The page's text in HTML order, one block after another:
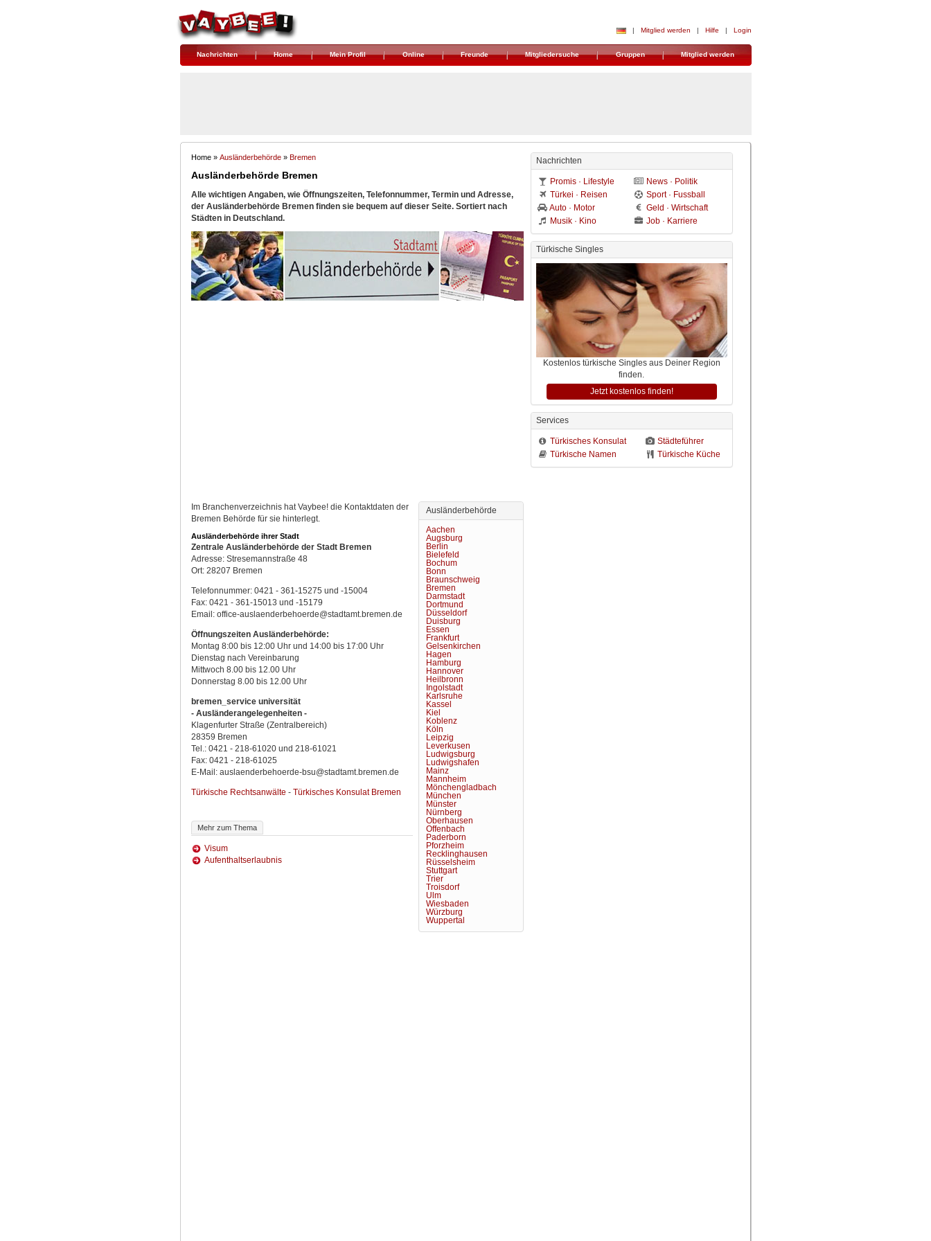
| Mitglied werden | Hilfe | Login
Nachrichten Home Mein Profil Online Freunde Mitgliedersuche Gruppen Mitglied werden
Home » Ausländerbehörde» Bremen
Ausländerbehörde Bremen
Alle wichtigen Angaben, wie Öffnungszeiten, Telefonnummer, Termin und Adresse,
der Ausländerbehörde Bremen finden sie bequem auf dieser Seite. Sortiert nach
Städten in Deutschland.
Ausländerbehörde
Aachen
Augsburg
Berlin
Bielefeld
Bochum
Bonn
Braunschweig
Bremen
Darmstadt
Dortmund
Düsseldorf
Duisburg
Essen
Frankfurt
Gelsenkirchen
Hagen
Hamburg
Hannover
Heilbronn
Ingolstadt
Karlsruhe
Kassel
Kiel
Koblenz
Köln
Leipzig
Leverkusen
Ludwigsburg
Ludwigshafen
Mainz
Mannheim
Mönchengladbach
München
Münster
Nürnberg
Oberhausen
Offenbach
Paderborn
Pforzheim
Recklinghausen
Rüsselsheim
Stuttgart
Trier
Troisdorf
Ulm
Wiesbaden
Würzburg
Wuppertal
Im Branchenverzeichnis hat Vaybee! die Kontaktdaten der
Bremen Behörde für sie hinterlegt.
Ausländerbehörde ihrer Stadt
Zentrale Ausländerbehörde der Stadt Bremen
Adresse: Stresemannstraße 48
Ort: 28207 Bremen
Telefonnummer: 0421 - 361-15275 und -15004
Fax: 0421 - 361-15013 und -15179
Email: office-auslaenderbehoerde@stadtamt.bremen.de
Öffnungszeiten Ausländerbehörde:
Montag 8:00 bis 12:00 Uhr und 14:00 bis 17:00 Uhr
Dienstag nach Vereinbarung
Mittwoch 8.00 bis 12.00 Uhr
Donnerstag 8.00 bis 12.00 Uhr
bremen_service universität
- Ausländerangelegenheiten -
Klagenfurter Straße (Zentralbereich)
28359 Bremen
Tel.: 0421 - 218-61020 und 218-61021
Fax: 0421 - 218-61025
E-Mail: auslaenderbehoerde-bsu@stadtamt.bremen.de
Türkische Rechtsanwälte - Türkisches Konsulat Bremen
Mehr zum Thema
Visum
Aufenthaltserlaubnis
Nachrichten
Promis · Lifestyle
News · Politik
Türkei · Reisen
Sport · Fussball
Auto · Motor
Geld · Wirtschaft
Musik · Kino
Job · Karriere
Türkische Singles
Kostenlos türkische Singles aus Deiner Region
finden.
Jetzt kostenlos finden!
Services
Türkisches Konsulat
Städteführer
Türkische Namen
Türkische Küche